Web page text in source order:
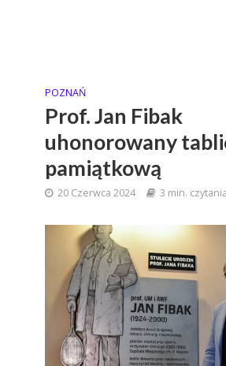
POZNAŃ
Prof. Jan Fibak
uhonorowany
pamiątkową
20 Czerwca 2024 3 min. czytania